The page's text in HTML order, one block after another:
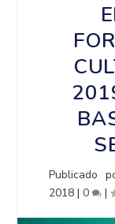
Publicado
2018 |0 |